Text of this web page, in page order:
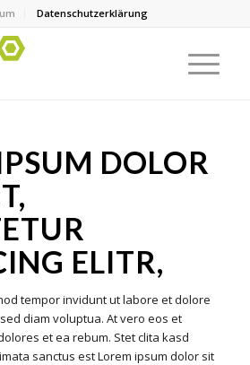
Datenschutzerklärung
DOLOR
ELITR,
tempor invidunt ut labore et dolore
diam voluptua. At vero eos et
et ea rebum. Stet clita kasd
sanctus est Lorem ipsum dolor sit